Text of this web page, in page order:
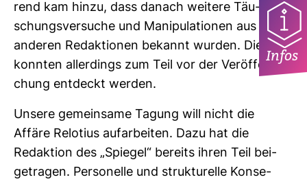
rend kam hinzu, dass danach wei­tere Täu­
schungs­ver­suche und Mani­pu­la­tionen aus
anderen Redak­tionen bekannt wurden. Die
konnten aller­dings zum Teil vor der Ver­öf­fent­li­
chung ent­deckt werden.
Unsere gemein­same Tagung will nicht die
Affäre Relo­tius auf­ar­beiten. Dazu hat die
Redak­tion des „Spiegel“ bereits ihren Teil bei­
getragen. Per­so­nelle und struk­tu­relle Kon­se­
Infos